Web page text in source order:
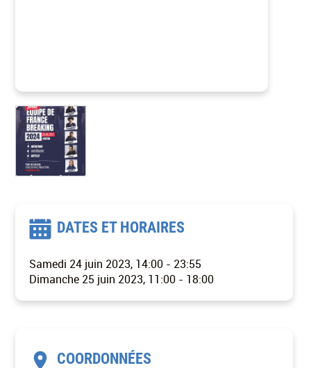
DATES ET HORAIRES
Samedi 24 juin 2023, 14:00 - 23:55
Dimanche 25 juin 2023, 11:00 - 18:00
COORDONNÉES